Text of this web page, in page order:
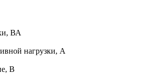
ВА
нагрузки, А
В